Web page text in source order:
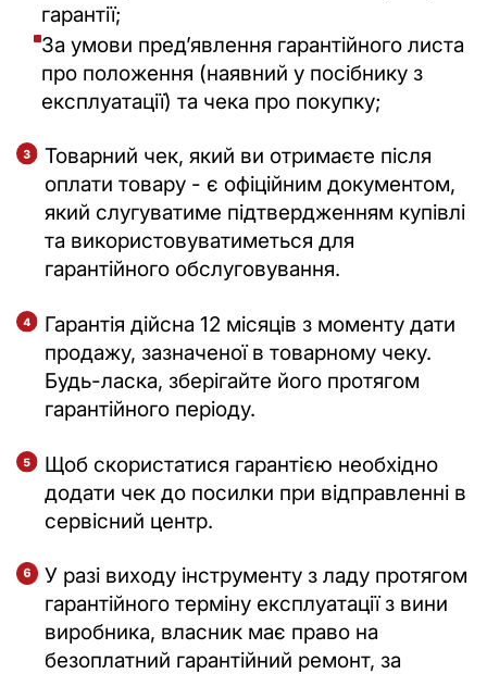
гарантії;
За умови предʼявлення гарантійного листа
про положення (наявний у посібнику з
експлуатації) та чека про покупку;
Товарний чек, який ви отримаєте після
оплати товару - є офіційним документом,
який слугуватиме підтвердженням купівлі
та використовуватиметься для
гарантійного обслуговування.
Гарантія дійсна 12 місяців з моменту дати
продажу, зазначеної в товарному чеку.
Будь-ласка, зберігайте його протягом
гарантійного періоду.
Щоб скористатися гарантією необхідно
додати чек до посилки при відправленні в
сервісний центр.
У разі виходу інструменту з ладу протягом
гарантійного терміну експлуатації з вини
виробника, власник має право на
безоплатний гарантійний ремонт, за